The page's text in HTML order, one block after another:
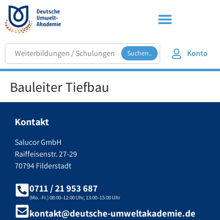
Suchen.. Konto
Bauleiter Tiefbau
Kontakt
Salucor GmbH
Raiffeisenstr. 27-29
70794 Filderstadt
0711 / 21 953 687
(Mo.–Fr.) 08:00–12:00 Uhr, 13:00–15:00 Uhr
kontakt@deutsche-umweltakademie.de